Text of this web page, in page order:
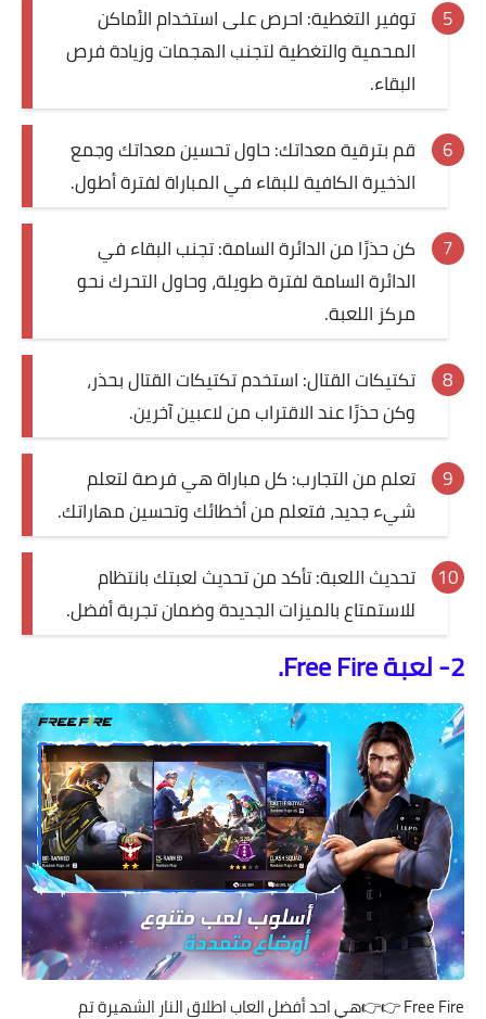
توفير التغطية: احرص على استخدام الأماكن
المحمية والتغطية لتجنب الهجمات وزيادة فرص
البقاء.
قم بترقية معداتك: حاول تحسين معداتك وجمع
الذخيرة الكافية للبقاء في المباراة لفترة أطول.
كن حذرًا من الدائرة السامة: تجنب البقاء في
الدائرة السامة لفترة طويلة، وحاول التحرك نحو
مركز اللعبة.
تكتيكات القتال: استخدم تكتيكات القتال بحذر،
وكن حذرًا عند الاقتراب من لاعبين آخرين.
تعلم من التجارب: كل مباراة هي فرصة لتعلم
شيء جديد، فتعلم من أخطائك وتحسين مهاراتك.
تحديث اللعبة: تأكد من تحديث لعبتك بانتظام
للاستمتاع بالميزات الجديدة وضمان تجربة أفضل.
2- لعبة Free Fire.
Free Fire👉👉هي احد أفضل العاب اطلاق النار الشهيرة تم